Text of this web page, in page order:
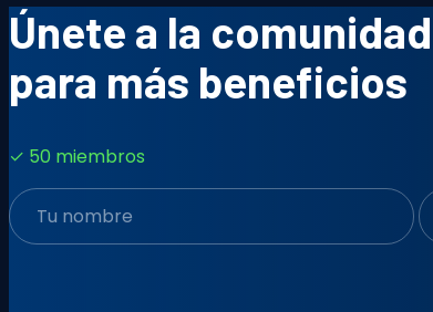
Únete a la comunidad
para más beneficios
✓ 50 miembros